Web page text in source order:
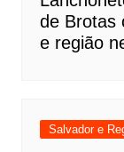
de Brotas
e região
Salvador e